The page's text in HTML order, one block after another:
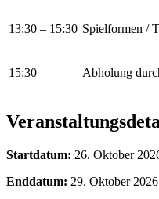
13:30 – 15:30 Spielformen /
15:30 Abholung
Startdatum: 26. Oktober
Enddatum: 29. Oktober 2026